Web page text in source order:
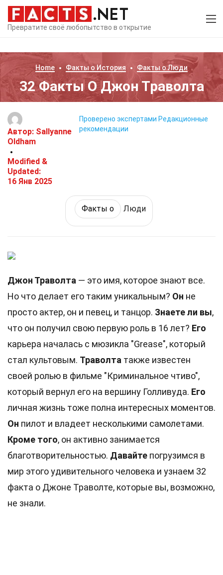
Превратите своё любопытство в открытие
Home Факты о История Факты оЛюди
32 Факты О Джон Траволта
Автор: Sallyanne
Oldham
Modified &
Updated:
16 Янв 2025
Проверено экспертами Редакционные
рекомендации
Факты о Люди
Джон Траволта — это имя, которое знают все.
Но что делает его таким уникальным? Он не
просто актер, он и певец, и танцор. Знаете ли вы,
что он получил свою первую роль в 16 лет? Его
карьера началась с мюзикла "Grease", который
стал культовым. Траволта также известен
своей ролью в фильме "Криминальное чтиво",
который вернул его на вершину Голливуда. Его
личная жизнь тоже полна интересных моментов.
Он пилот и владеет несколькими самолетами.
Кроме того, он активно занимается
благотворительностью. Давайте погрузимся в
мир этого удивительного человека и узнаем 32
факта о Джоне Траволте, которые вы, возможно,
не знали.